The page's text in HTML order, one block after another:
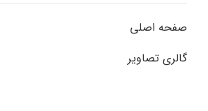
صفحه اصلی
گالری تصاویر